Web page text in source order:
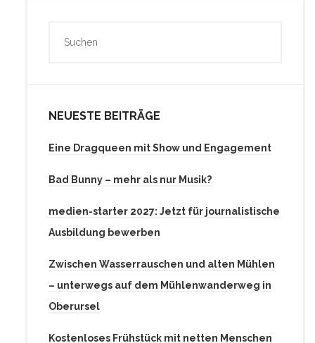
NEUESTE BEITRÄGE
Eine Dragqueen mit Show und Engagement
Bad Bunny – mehr als nur Musik?
medien-starter 2027: Jetzt für journalistische
Ausbildung bewerben
Zwischen Wasserrauschen und alten Mühlen
– unterwegs auf dem Mühlenwanderweg in
Oberursel
Kostenloses Frühstück mit netten Menschen